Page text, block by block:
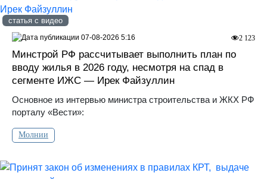
статья с видео
Минстрой РФ рассчитывает выполнить план по
вводу жилья в 2026 году, несмотря на спад в
сегменте ИЖС — Ирек Файзуллин
Основное из интервью министра строительства и ЖКХ РФ
порталу «Вести»:
Молнии
2 123
07-08-2026 5:16